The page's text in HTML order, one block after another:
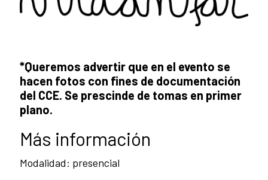
*Queremos advertir que en el evento se
hacen fotos con fines de documentación
del CCE. Se prescinde de tomas en primer
plano.
Más información
Modalidad: presencial